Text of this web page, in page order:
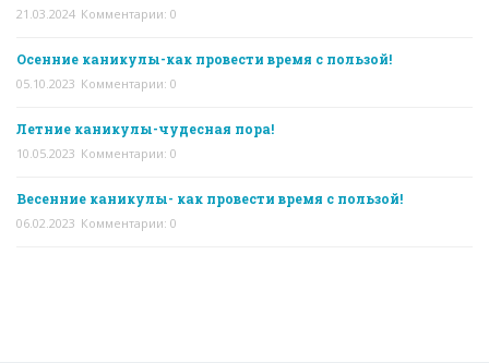
21.03.2024 Комментарии: 0
Осенние каникулы-как провести время с пользой!
05.10.2023 Комментарии: 0
Летние каникулы-чудесная пора!
10.05.2023 Комментарии: 0
Весенние каникулы- как провести время с пользой!
06.02.2023 Комментарии: 0